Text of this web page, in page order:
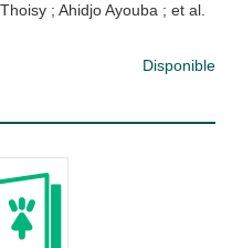
; Ahidjo Ayouba ; et al.
Disponible